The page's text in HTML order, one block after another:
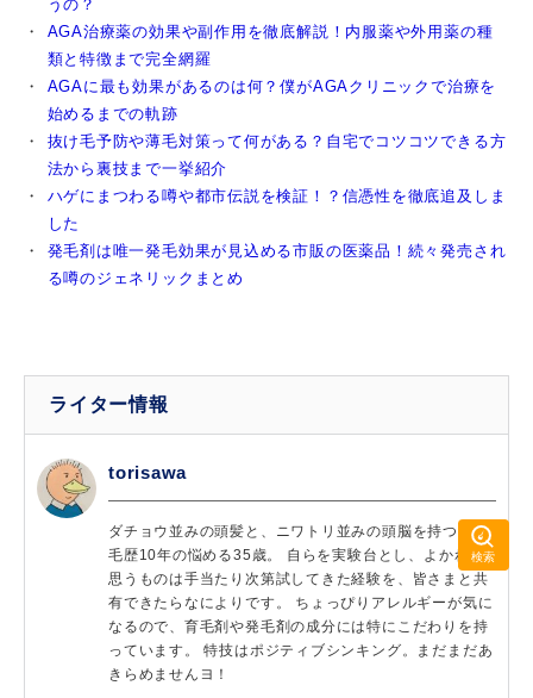
うの？
AGA治療薬の効果や副作用を徹底解説！内服薬や外用薬の種
類と特徴まで完全網羅
AGAに最も効果があるのは何？僕がAGAクリニックで治療を
始めるまでの軌跡
抜け毛予防や薄毛対策って何がある？自宅でコツコツできる方
法から裏技まで一挙紹介
ハゲにまつわる噂や都市伝説を検証！？信憑性を徹底追及しま
した
発毛剤は唯一発毛効果が見込める市販の医薬品！続々発売され
る噂のジェネリックまとめ
ライター情報
torisawa
ダチョウ並みの頭髪と、ニワトリ並みの頭脳を持つ、薄
毛歴10年の悩める35歳。 自らを実験台とし、よかれと
思うものは手当たり次第試してきた経験を、皆さまと共
有できたらなによりです。 ちょっぴりアレルギーが気に
なるので、育毛剤や発毛剤の成分には特にこだわりを持
っています。 特技はポジティブシンキング。まだまだあ
きらめませんヨ！